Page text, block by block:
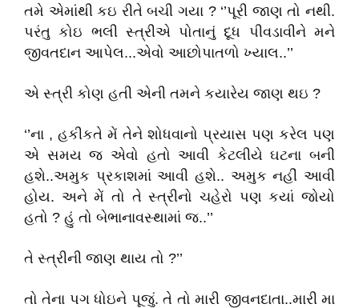
તમે એમાંથી કઇ રીતે બચી ગયા ? ‘’પૂરી જાણ તો નથી.
પરંતુ કોઇ ભલી સ્ત્રીએ પોતાનું દૂધ પીવડાવીને મને
જીવતદાન આપેલ...એવો આછોપાતળો ખ્યાલ..’’
એ સ્ત્રી કોણ હતી એની તમને કયારેય જાણ થઇ ?
‘’ના , હકીકતે મેં તેને શોધવાનો પ્રયાસ પણ કરેલ પણ
એ સમય જ એવો હતો આવી કેટલીયે ઘટના બની
હશે..અમુક પ્રકાશમાં આવી હશે.. અમુક નહીં આવી
હોય. અને મેં તો તે સ્ત્રીનો ચહેરો પણ કયાં જોયો
હતો ? હું તો બેભાનાવસ્થામાં જ..’’
તે સ્ત્રીની જાણ થાય તો ?’’
તો તેના પગ ધોઇને પૂજું. તે તો મારી જીવનદાતા..મારી મા